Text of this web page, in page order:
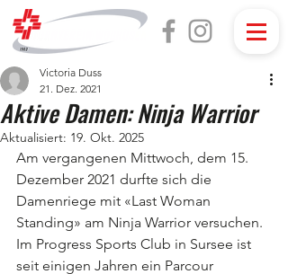
Aktive Damen: Ninja Warrior
Victoria Duss
21. Dez. 2021
Aktualisiert: 19. Okt. 2025
Am vergangenen Mittwoch, dem 15.
Dezember 2021 durfte sich die
Damenriege mit «Last Woman
Standing» am Ninja Warrior versuchen.
Im Progress Sports Club in Sursee ist
seit einigen Jahren ein Parcour